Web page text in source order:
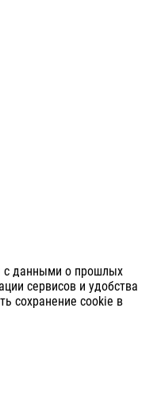
с данными о прошлых
сервисов и удобства
сохранение cookie в